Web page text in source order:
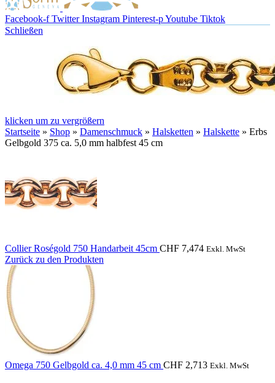
Facebook-f Twitter Instagram Pinterest-pYoutube Tiktok
Schließen
klicken um zu vergrößern
Startseite » Shop » Damenschmuck » Halsketten » Halskette » Erbs
Gelbgold 375 ca. 5,0 mm halbfest 45 cm
Collier Roségold 750 Handarbeit 45cm CHF 7,474 Exkl. MwSt
Zurück zu den Produkten
Omega 750 Gelbgold ca. 4,0 mm 45 cm CHF 2,713 Exkl. MwSt